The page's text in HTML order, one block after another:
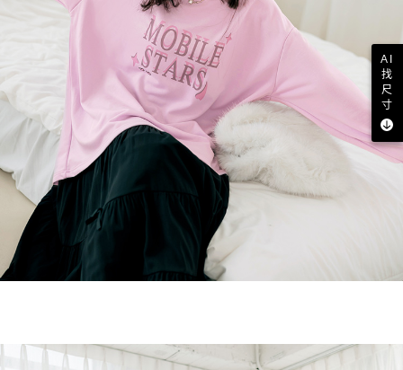
AI
找
尺
寸